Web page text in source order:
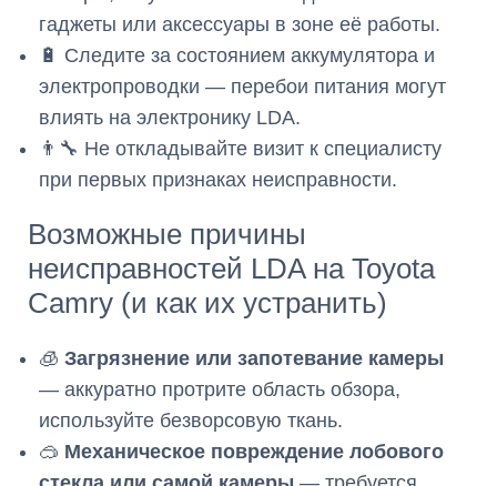
гаджеты или аксессуары в зоне её работы.
🔋 Следите за состоянием аккумулятора и
электропроводки — перебои питания могут
влиять на электронику LDA.
👨‍🔧 Не откладывайте визит к специалисту
при первых признаках неисправности.
Возможные причины
неисправностей LDA на Toyota
Camry (и как их устранить)
🧊 Загрязнение или запотевание камеры
— аккуратно протрите область обзора,
используйте безворсовую ткань.
🥽 Механическое повреждение лобового